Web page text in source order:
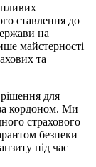
ставлення до
на
майстерності
та
для
кордоном. Ми
страхового
безпеки
під час